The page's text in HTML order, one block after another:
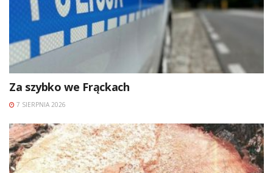
Za szybko we Frąckach
7 SIERPNIA 2026